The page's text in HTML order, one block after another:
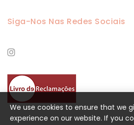
Siga-Nos Nas Redes Sociais
We use cookies to ensure that we
experience on our website. If you